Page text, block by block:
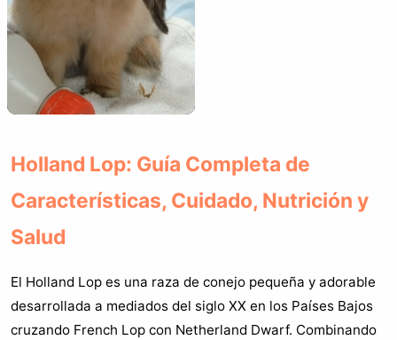
Holland Lop: Guía Completa de
Características, Cuidado, Nutrición y
Salud
El Holland Lop es una raza de conejo pequeña y adorable
desarrollada a mediados del siglo XX en los Países Bajos
cruzando French Lop con Netherland Dwarf. Combinando